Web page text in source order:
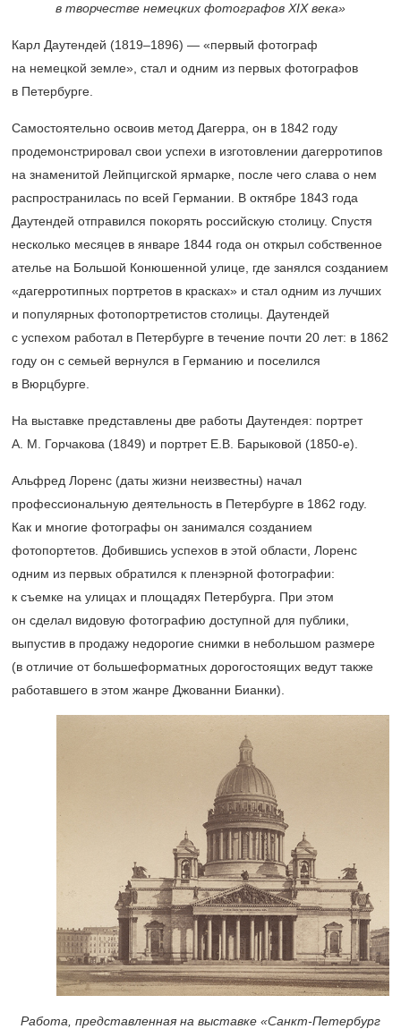
в творчестве немецких фотографов ХIХ века»
Карл Даутендей (1819–1896) — «первый фотограф
на немецкой земле», стал и одним из первых фотографов
в Петербурге.
Самостоятельно освоив метод Дагерра, он в 1842 году
продемонстрировал свои успехи в изготовлении дагерротипов
на знаменитой Лейпцигской ярмарке, после чего слава о нем
распространилась по всей Германии. В октябре 1843 года
Даутендей отправился покорять российскую столицу. Спустя
несколько месяцев в январе 1844 года он открыл собственное
ателье на Большой Конюшенной улице, где занялся созданием
«дагерротипных портретов в красках» и стал одним из лучших
и популярных фотопортретистов столицы. Даутендей
с успехом работал в Петербурге в течение почти 20 лет: в 1862
году он с семьей вернулся в Германию и поселился
в Вюрцбурге.
На выставке представлены две работы Даутендея: портрет
А. М. Горчакова (1849) и портрет Е.В. Барыковой (1850-е).
Альфред Лоренс (даты жизни неизвестны) начал
профессиональную деятельность в Петербурге в 1862 году.
Как и многие фотографы он занимался созданием
фотопортетов. Добившись успехов в этой области, Лоренс
одним из первых обратился к пленэрной фотографии:
к съемке на улицах и площадях Петербурга. При этом
он сделал видовую фотографию доступной для публики,
выпустив в продажу недорогие снимки в небольшом размере
(в отличие от большеформатных дорогостоящих ведут также
работавшего в этом жанре Джованни Бианки).
Работа, представленная на выставке «Санкт-Петербург